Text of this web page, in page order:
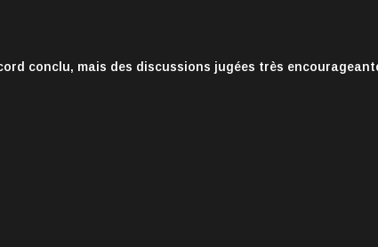
conclu, mais des discussions jugées très